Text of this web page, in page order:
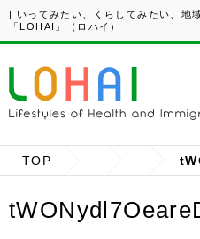
| いってみたい、くらしてみたい、地
「LOHAI」（ロハイ）
TOP